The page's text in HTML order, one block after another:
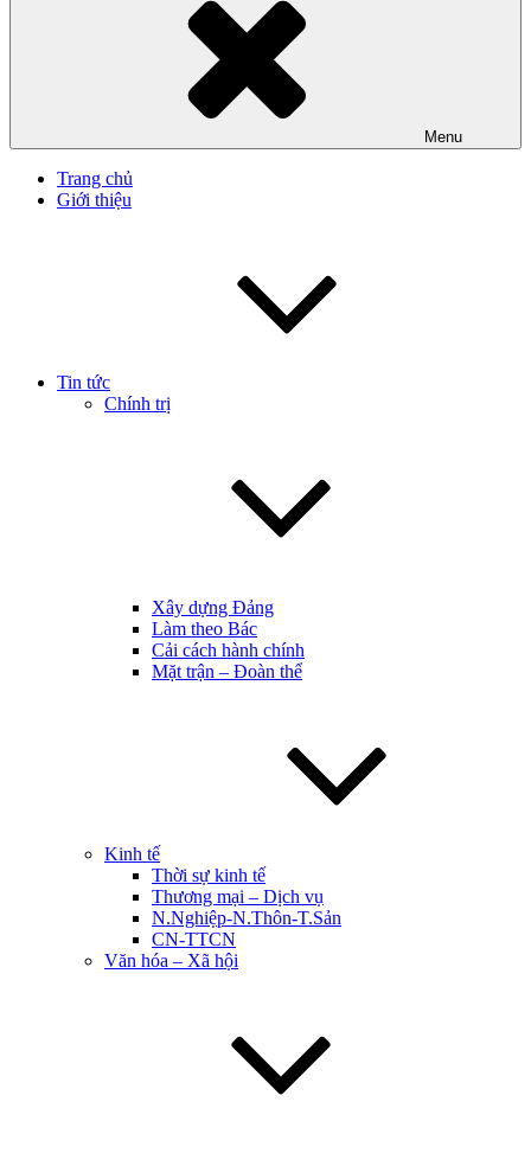
Menu
Trang chủ
Giới thiệu
Tin tức
Chính trị
Xây dựng Đảng
Làm theo Bác
Cải cách hành chính
Mặt trận – Đoàn thể
Kinh tế
Thời sự kinh tế
Thương mại – Dịch vụ
N.Nghiệp-N.Thôn-T.Sản
CN-TTCN
Văn hóa – Xã hội